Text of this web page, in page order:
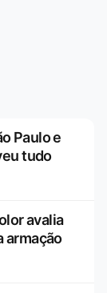
Paulo e
tudo
avalia
armação